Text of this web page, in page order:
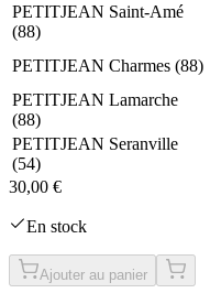
PETITJEAN Saint-Amé
(88)
PETITJEAN Charmes (88)
PETITJEAN Lamarche
(88)
PETITJEAN Seranville
(54)
30,00 €
En stock
Ajouter au panier